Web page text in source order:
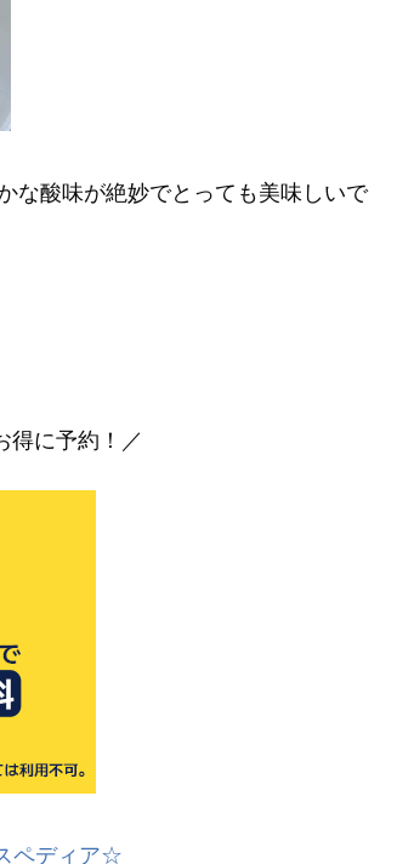
な酸味が絶妙でとっても美味しいで
得に予約！／
ペディア☆